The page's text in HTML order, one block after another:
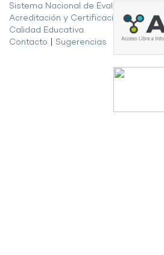
Sistema Nacional de Evaluación,
Acreditación y Certificación de la
Calidad Educativa
Contacto
Sugerencias